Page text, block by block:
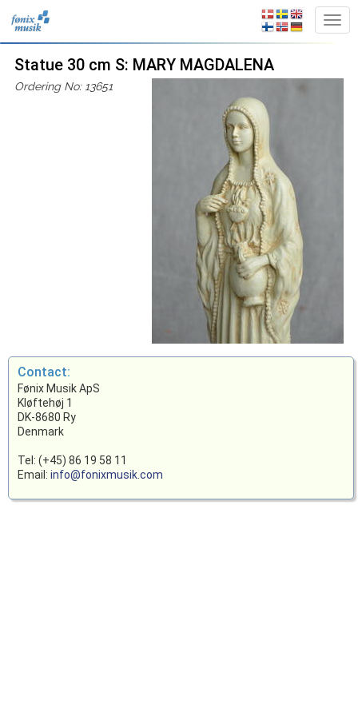
Statue 30 cm S: MARY MAGDALENA
Ordering No: 13651
Contact:
Fønix Musik ApS
Kløftehøj 1
DK-8680 Ry
Denmark
Tel: (+45) 86 19 58 11
Email: info@fonixmusik.com